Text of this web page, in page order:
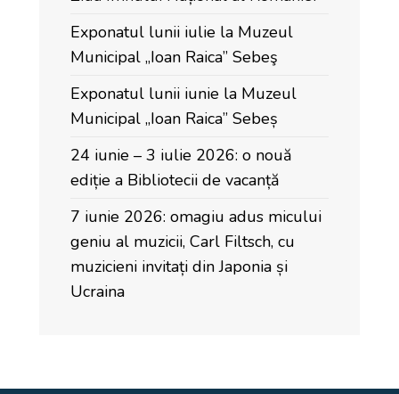
Exponatul lunii iulie la Muzeul
Municipal „Ioan Raica” Sebeş
Exponatul lunii iunie la Muzeul
Municipal „Ioan Raica” Sebeș
24 iunie – 3 iulie 2026: o nouă
ediție a Bibliotecii de vacanță
7 iunie 2026: omagiu adus micului
geniu al muzicii, Carl Filtsch, cu
muzicieni invitați din Japonia și
Ucraina